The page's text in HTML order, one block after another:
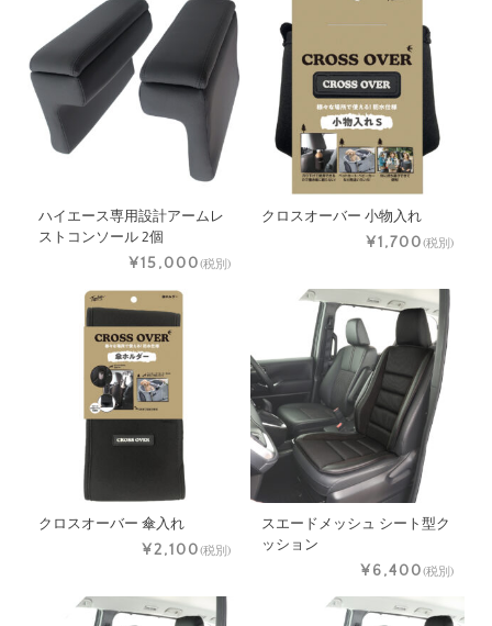
ハイエース専用設計アームレ
ストコンソール 2個
¥15,000(税別)
クロスオーバー 小物入れ
¥1,700(税別)
クロスオーバー 傘入れ
¥2,100(税別)
スエードメッシュ シート型ク
ッション
¥6,400(税別)